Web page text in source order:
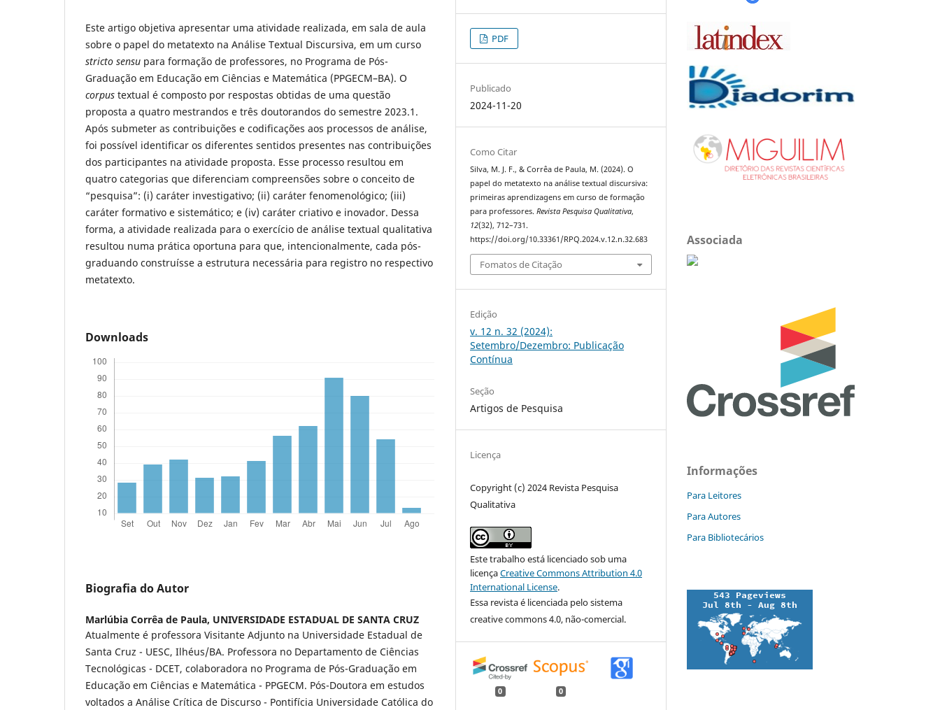
Este artigo objetiva apresentar uma atividade realizada, em sala de aula
sobre o papel do metatexto na Análise Textual Discursiva, em um curso
stricto sensu para formação de professores, no Programa de Pós-
Graduação em Educação em Ciências e Matemática (PPGECM–BA). O
corpus textual é composto por respostas obtidas de uma questão
proposta a quatro mestrandos e três doutorandos do semestre 2023.1.
Após submeter as contribuições e codificações aos processos de análise,
foi possível identificar os diferentes sentidos presentes nas contribuições
dos participantes na atividade proposta. Esse processo resultou em
quatro categorias que diferenciam compreensões sobre o conceito de
“pesquisa”: (i) caráter investigativo; (ii) caráter fenomenológico; (iii)
caráter formativo e sistemático; e (iv) caráter criativo e inovador. Dessa
forma, a atividade realizada para o exercício de análise textual qualitativa
resultou numa prática oportuna para que, intencionalmente, cada pós-
graduando construísse a estrutura necessária para registro no respectivo
metatexto.
Downloads
Biografia do Autor
Marlúbia Corrêa de Paula, UNIVERSIDADE ESTADUAL DE SANTA CRUZ
Atualmente é professora Visitante Adjunto na Universidade Estadual de
Santa Cruz - UESC, Ilhéus/BA. Professora no Departamento de Ciências
Tecnológicas - DCET, colaboradora no Programa de Pós-Graduação em
Educação em Ciências e Matemática - PPGECM. Pós-Doutora em estudos
voltados a Análise Crítica de Discurso - Pontifícia Universidade Católica do
PDF
Publicado
2024-11-20
Como Citar
Silva, M. J. F., & Corrêa de Paula, M. (2024). O
papel do metatexto na análise textual discursiva:
primeiras aprendizagens em curso de formação
para professores.Revista Pesquisa Qualitativa,
12(32), 712–731.
https://doi.org/10.33361/RPQ.2024.v.12.n.32.683
Fomatos de Citação
Edição
v. 12 n. 32 (2024):
Setembro/Dezembro: Publicação
Contínua
Seção
Artigos de Pesquisa
Licença
Copyright (c) 2024 Revista Pesquisa
Qualitativa
Este trabalho está licenciado sob uma
licençaCreative Commons Attribution 4.0
International License.
Essa revista é licenciada pelo sistema
creative commons 4.0, não-comercial.
0 0
Associada
Informações
Para Leitores
Para Autores
Para Bibliotecários